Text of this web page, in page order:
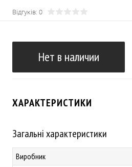
Відгуків: 0
Нет в наличии
ХАРАКТЕРИСТИКИ
Загальні характеристики
Виробник